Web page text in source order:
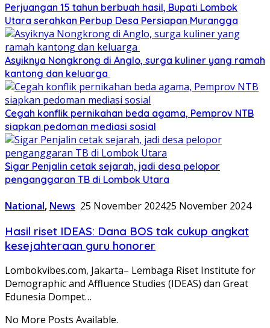
Perjuangan 15 tahun berbuah hasil, Bupati Lombok
Utara serahkan Perbup Desa Persiapan Murangga
Asyiknya Nongkrong di Anglo, surga kuliner yang ramah
kantong dan keluarga
Cegah konflik pernikahan beda agama, Pemprov NTB
siapkan pedoman mediasi sosial
Sigar Penjalin cetak sejarah, jadi desa pelopor
penganggaran TB di Lombok Utara
National, News 25 November 202425 November 2024
Hasil riset IDEAS: Dana BOS tak cukup angkat
kesejahteraan guru honorer
Lombokvibes.com, Jakarta– Lembaga Riset Institute for
Demographic and Affluence Studies (IDEAS) dan Great
Edunesia Dompet…
No More Posts Available.